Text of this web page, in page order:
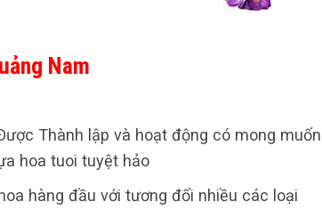
Nam
Thành lập và hoạt động có mong muốn
hoa tuoi tuyệt hảo
hàng đầu với tương đối nhiều các loại